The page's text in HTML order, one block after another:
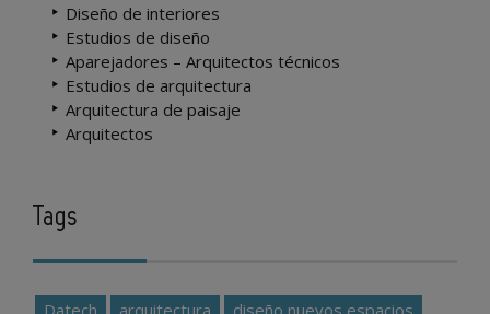
Diseño de interiores
Estudios de diseño
Aparejadores – Arquitectos técnicos
Estudios de arquitectura
Arquitectura de paisaje
Arquitectos
Tags
Datech arquitectura
diseño nuevos espacios